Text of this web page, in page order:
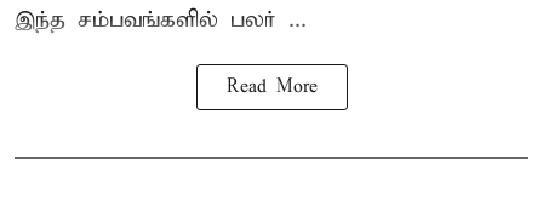
இந்த சம்பவங்களில் பலர் ...
Read More